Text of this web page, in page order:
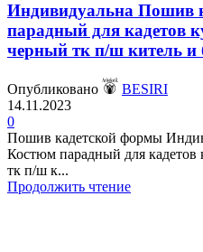
Индивидуальна Пошив
парадный для кадетов
черный тк п/ш китель
Опубликовано
BESIRI
14.11.2023
0
Пошив кадетской формы
Костюм парадный для кадетов
тк п/ш к...
Продолжить чтение